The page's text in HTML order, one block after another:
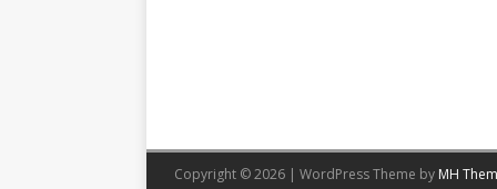
Copyright © 2026 | WordPress Theme by MH